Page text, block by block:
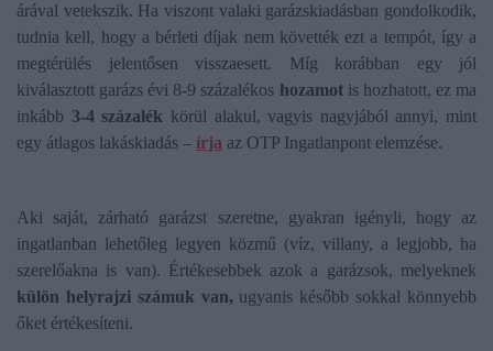
árával vetekszik. Ha viszont valaki garázskiadásban gondolkodik,
tudnia kell, hogy a bérleti díjak nem követték ezt a tempót, így a
megtérülés jelentősen visszaesett. Míg korábban egy jól
kiválasztott garázs évi 8-9 százalékos hozamot is hozhatott, ez ma
inkább 3-4 százalék körül alakul, vagyis nagyjából annyi, mint
egy átlagos lakáskiadás – írja az OTP Ingatlanpont elemzése.
Aki saját, zárható garázst szeretne, gyakran igényli, hogy az
ingatlanban lehetőleg legyen közmű (víz, villany, a legjobb, ha
szerelőakna is van). Értékesebbek azok a garázsok, melyeknek
külön helyrajzi számuk van, ugyanis később sokkal könnyebb
őket értékesíteni.